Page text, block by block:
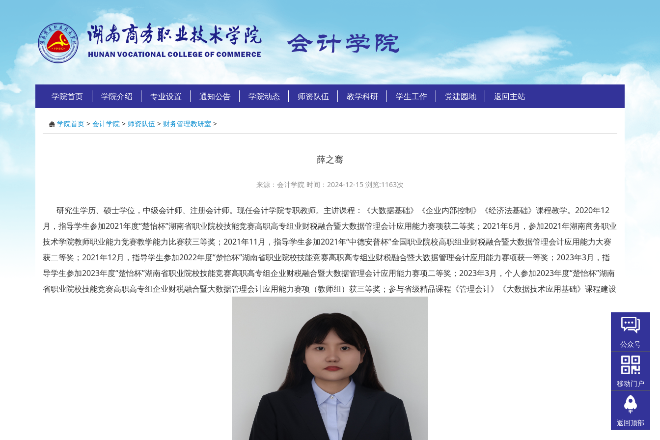
学院首页 学院介绍 专业设置 通知公告 学院动态 师资队伍 教学科研 学生工作 党建园地 返回主站
学院首页 > 会计学院 > 师资队伍 > 财务管理教研室 >
薛之骞
来源：会计学院 时间：2024-12-15 浏览:1163次
研究生学历、硕士学位，中级会计师、注册会计师。现任会计学院专职教师。主讲课程：《大数据基础》《企业内部控制》《经济法基础》课程教学。2020年12
月，指导学生参加2021年度“楚怡杯”湖南省职业院校技能竞赛高职高专组业财税融合暨大数据管理会计应用能力赛项获二等奖；2021年6月，参加2021年湖南商务职业
技术学院教师职业能力竞赛教学能力比赛获三等奖；2021年11月，指导学生参加2021年“中德安普杯”全国职业院校高职组业财税融合暨大数据管理会计应用能力大赛
获二等奖；2021年12月，指导学生参加2022年度“楚怡杯”湖南省职业院校技能竞赛高职高专组业财税融合暨大数据管理会计应用能力赛项获一等奖；2023年3月，指
导学生参加2023年度“楚怡杯”湖南省职业院校技能竞赛高职高专组企业财税融合暨大数据管理会计应用能力赛项二等奖；2023年3月，个人参加2023年度“楚怡杯”湖南
省职业院校技能竞赛高职高专组企业财税融合暨大数据管理会计应用能力赛项（教师组）获三等奖；参与省级精品课程《管理会计》《大数据技术应用基础》课程建设
公众号
移动门户
返回顶部